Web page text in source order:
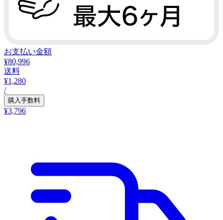
お支払い金額
¥80,996
送料
¥1,280
/
購入手数料
¥3,796